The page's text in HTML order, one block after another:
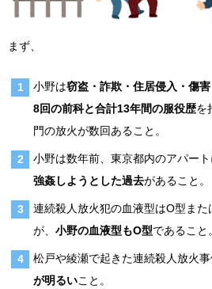
まず、
小野は窃盗・詐欺・住居侵入・傷
8回の前科と合計13年間の服役歴を
門の放火が数回あること。
小野は数年前、東京都内のアパー
強姦しようとした過去があること。
連続殺人放火犯の血液型はO型ま
が、小野の血液型もO型であること
松戸や綾瀬で起きた連続殺人放火
が明るいこと。